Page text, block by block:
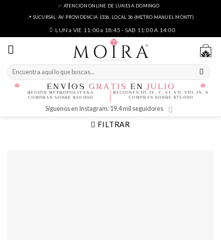
✅ ATENCIÓN ONLINE DE LUNES A DOMINGO
📍 SUCURSAL: AV. PROVIDENCIA 1336, LOCAL 36 (METRO MANUEL MONTT)
LUN a VIE 11:00 a 18:45 - SAB 11:00 A 14:00
Buscar
por:
Síguenos en Instagram: 19.4 mil seguidores
FILTRAR